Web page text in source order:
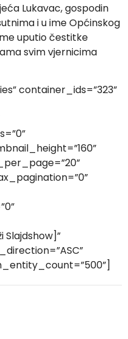
Lukavac, gospodin
i u ime Općinskog
uputio čestitke
svim vjernicima
container_ids=”323”